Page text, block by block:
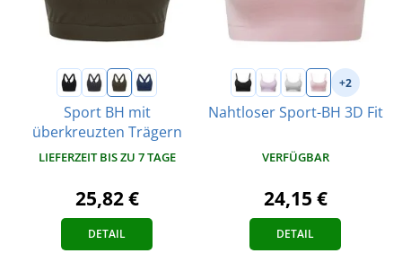
Sport BH mit
überkreuzten Trägern
LIEFERZEIT BIS ZU 7 TAGE
25,82 €
DETAIL
+2
Nahtloser Sport-BH 3D Fit
VERFÜGBAR
24,15 €
DETAIL